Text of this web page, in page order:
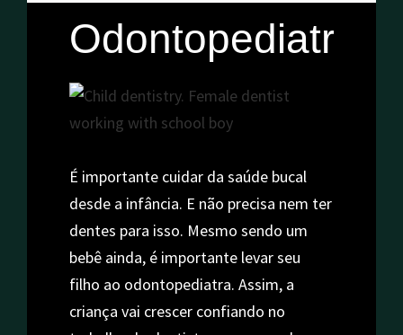
Odontopediatria
É importante cuidar da saúde bucal
desde a infância. E não precisa nem ter
dentes para isso. Mesmo sendo um
bebê ainda, é importante levar seu
filho ao odontopediatra. Assim, a
criança vai crescer confiando no